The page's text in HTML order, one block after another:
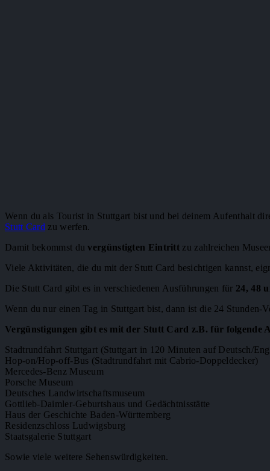
Wenn du als Tourist in Stuttgart bist und bei deinem Aufenthalt
Stutt Card zu werfen.
Damit bekommst duvergünstigten Eintritt zu zahlreichen
Viele Aktivitäten, die du mit der Stutt Card besichtigen kannst,
Die Stutt Card gibt es in verschiedenen Ausführungen für 24, 48
Wenn du nur einen Tag in Stuttgart bist, dann ist die 24 Stunden-
Vergünstigungen gibt es mit der Stutt Card z.B. für folgende
Stadtrundfahrt Stuttgart (Stuttgart in 120 Minuten auf Deutsch/
Hop-on/Hop-off-Bus (Stadtrundfahrt mit Cabrio-Doppeldecker)
Mercedes-Benz Museum
Porsche Museum
Deutsches Landwirtschaftsmuseum
Gottlieb-Daimler-Geburtshaus und Gedächtnisstätte
Haus der Geschichte Baden-Württemberg
Residenzschloss Ludwigsburg
Staatsgalerie Stuttgart
Sowie viele weitere Sehenswürdigkeiten.